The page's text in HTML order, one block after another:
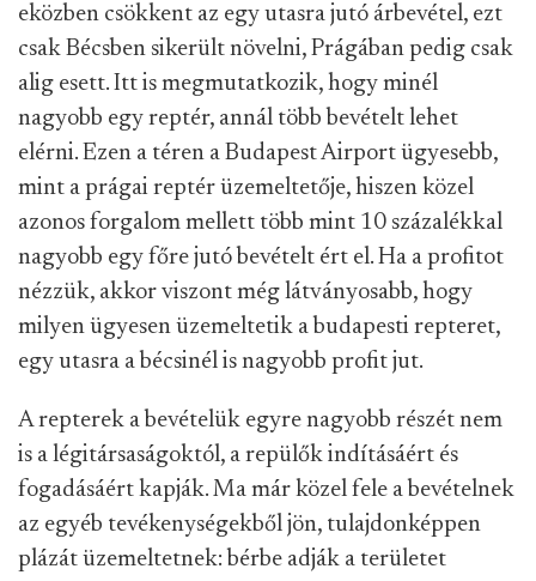
eközben csökkent az egy utasra jutó árbevétel, ezt
csak Bécsben sikerült növelni, Prágában pedig csak
alig esett. Itt is megmutatkozik, hogy minél
nagyobb egy reptér, annál több bevételt lehet
elérni. Ezen a téren a Budapest Airport ügyesebb,
mint a prágai reptér üzemeltetője, hiszen közel
azonos forgalom mellett több mint 10 százalékkal
nagyobb egy főre jutó bevételt ért el. Ha a profitot
nézzük, akkor viszont még látványosabb, hogy
milyen ügyesen üzemeltetik a budapesti repteret,
egy utasra a bécsinél is nagyobb profit jut.
A repterek a bevételük egyre nagyobb részét nem
is a légitársaságoktól, a repülők indításáért és
fogadásáért kapják. Ma már közel fele a bevételnek
az egyéb tevékenységekből jön, tulajdonképpen
plázát üzemeltetnek: bérbe adják a területet